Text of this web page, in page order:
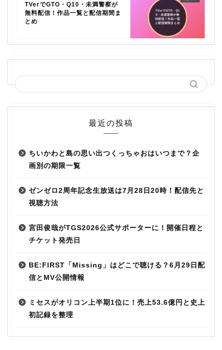
TVerでGTO・Q10・未満警察が
無料配信！作品一覧と配信期間ま
とめ
最近の投稿
ちいかわと島の思い出つくっちゃおはいつまで？企
画別の期限一覧
ゼンゼロ2周年記念生放送は7月28日20時！配信先と
視聴方法
宮田俊哉がTGS2026公式サポーターに！開催日程と
チケット発売日
BE:FIRST「Missing」はどこで聴ける？6月29日配
信とMV公開情報
ミセスがオリコン上半期1位に！売上53.6億円と史上
初記録を整理